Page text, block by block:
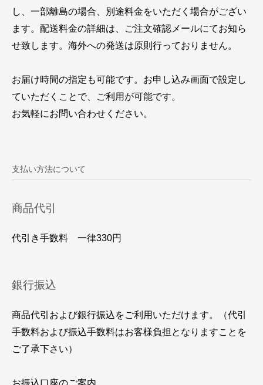
し、一部離島の場合、別途料金をいただく場合がござい
ます。配送料金の詳細は、ご注文確認メールにてお知ら
せ致します。海外への発送は原則行っておりません。
お届け時間の指定も可能です。お申し込み画面で設定し
ていただくことで、ご利用が可能です。
お気軽にお問い合わせください。
支払い方法について
商品代引
代引き手数料 一律330円
銀行振込
商品代引および銀行振込をご利用いただけます。（代引
手数料および振込手数料はお客様負担となりますことを
ご了承下さい）
お振込口座のご案内